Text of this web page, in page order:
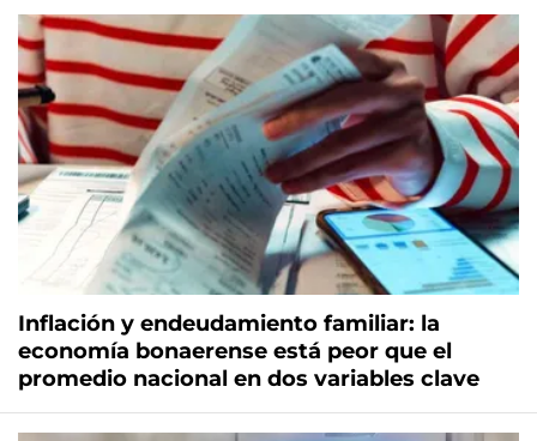
Inflación y endeudamiento familiar: la
economía bonaerense está peor que el
promedio nacional en dos variables clave